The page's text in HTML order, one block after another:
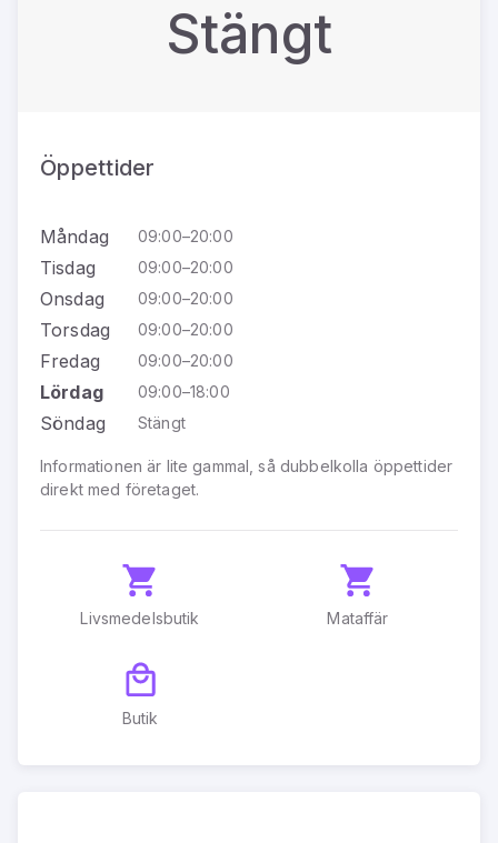
Stängt
Öppettider
Måndag 09:00–20:00
Tisdag 09:00–20:00
Onsdag 09:00–20:00
Torsdag 09:00–20:00
Fredag 09:00–20:00
Lördag 09:00–18:00
Söndag Stängt
Informationen är lite gammal, så dubbelkolla öppettider
direkt med företaget.
Livsmedelsbutik Mataffär
Butik